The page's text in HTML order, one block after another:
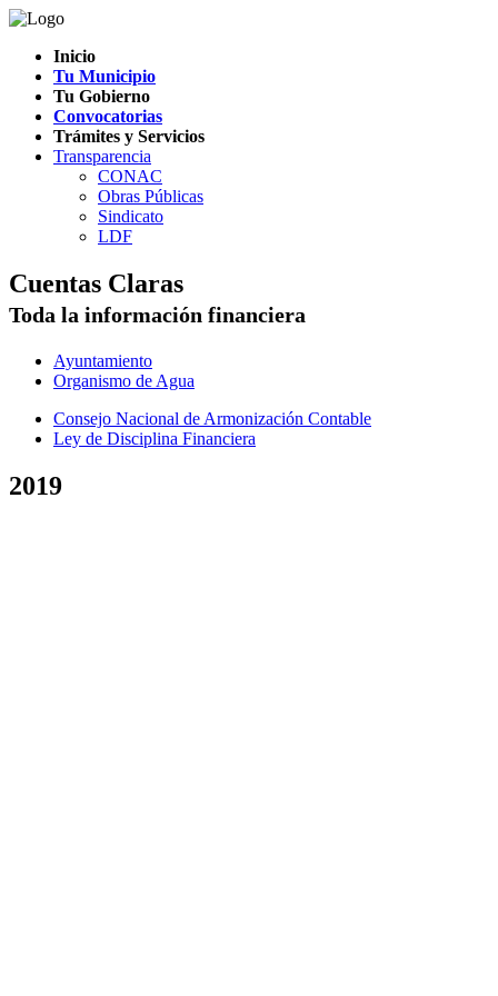
Inicio
Tu Municipio
Tu Gobierno
Convocatorias
Trámites y Servicios
Transparencia
CONAC
Obras Públicas
Sindicato
LDF
Cuentas Claras
Toda la información financiera
Ayuntamiento
Organismo de Agua
Consejo Nacional de Armonización Contable
Ley de Disciplina Financiera
2019